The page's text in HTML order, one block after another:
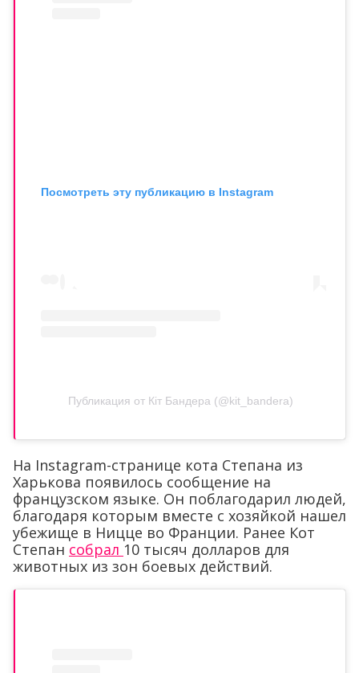
Посмотреть эту публикацию в Instagram
Публикация от Кіт Бандера (@kit_bandera)
На Instagram-странице кота Степана из
Харькова появилось сообщение на
французском языке. Он поблагодарил людей,
благодаря которым вместе с хозяйкой нашел
убежище в Ницце во Франции. Ранее Кот
Степан собрал 10 тысяч долларов для
животных из зон боевых действий.